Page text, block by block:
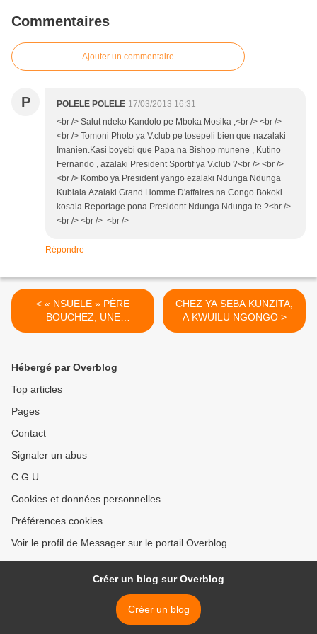
Commentaires
Ajouter un commentaire
P POLELE POLELE 17/03/2013 16:31
<br /> Salut ndeko Kandolo pe Mboka Mosika ,<br /> <br />
<br /> Tomoni Photo ya V.club pe tosepeli bien que nazalaki
Imanien.Kasi boyebi que Papa na Bishop munene , Kutino
Fernando , azalaki President Sportif ya V.club ?<br /> <br />
<br /> Kombo ya President yango ezalaki Ndunga Ndunga
Kubiala.Azalaki Grand Homme D'affaires na Congo.Bokoki
kosala Reportage pona President Ndunga Ndunga te ?<br />
<br /> <br /> <br />
Répondre
< « NSUELE » PÈRE
BOUCHEZ, UNE
CELEBRITE DES ANNEES
CHEZ YA SEBA KUNZITA,
A KWUILU NGONGO >
Hébergé par Overblog
Top articles
Pages
Contact
Signaler un abus
C.G.U.
Cookies et données personnelles
Préférences cookies
Voir le profil de Messager sur le portail Overblog
Créer un blog sur Overblog
Créer un blog